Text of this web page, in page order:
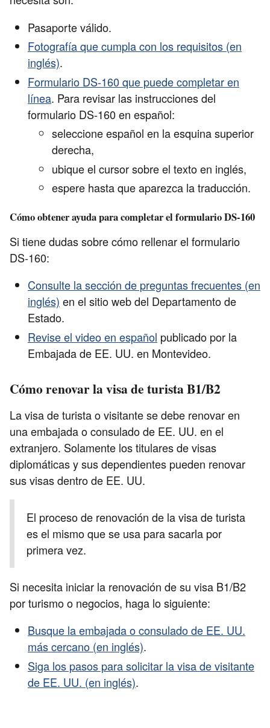
Pasaporte válido.
Fotografía que cumpla con los requisitos (en
inglés).
Formulario DS-160 que puede completar en
línea. Para revisar las instrucciones del
formulario DS-160 en español:
seleccione español en la esquina superior
derecha,
ubique el cursor sobre el texto en inglés,
espere hasta que aparezca la traducción.
Cómo obtener ayuda para completar el formulario DS-160
Si tiene dudas sobre cómo rellenar el formulario
DS-160:
Consulte la sección de preguntas frecuentes (en
inglés) en el sitio web del Departamento de
Estado.
Revise el video en español publicado por la
Embajada de EE. UU. en Montevideo.
Cómo renovar la visa de turista B1/B2
La visa de turista o visitante se debe renovar en
una embajada o consulado de EE. UU. en el
extranjero. Solamente los titulares de visas
diplomáticas y sus dependientes pueden renovar
sus visas dentro de EE. UU.
El proceso de renovación de la visa de turista
es el mismo que se usa para sacarla por
primera vez.
Si necesita iniciar la renovación de su visa B1/B2
por turismo o negocios, haga lo siguiente:
Busque la embajada o consulado de EE. UU.
más cercano (en inglés).
Siga los pasos para solicitar la visa de visitante
de EE. UU. (en inglés).